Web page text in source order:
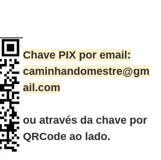
Chave PIX por email:
caminhandomestre@gm
ail.com
ou através da chave por
QRCode ao lado.